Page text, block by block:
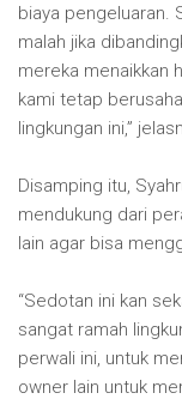
biaya pengeluaran.
malah jika
mereka menaikkan
kami tetap
lingkungan ini,”
Disamping itu,
mendukung dari
lain agar bisa
“Sedotan ini kan
sangat ramah
perwali ini, untuk
owner lain untuk